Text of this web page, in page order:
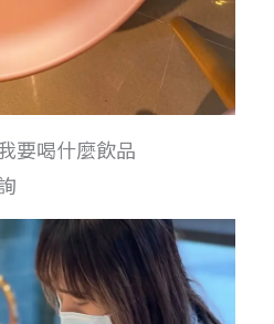
要喝什麼飲品